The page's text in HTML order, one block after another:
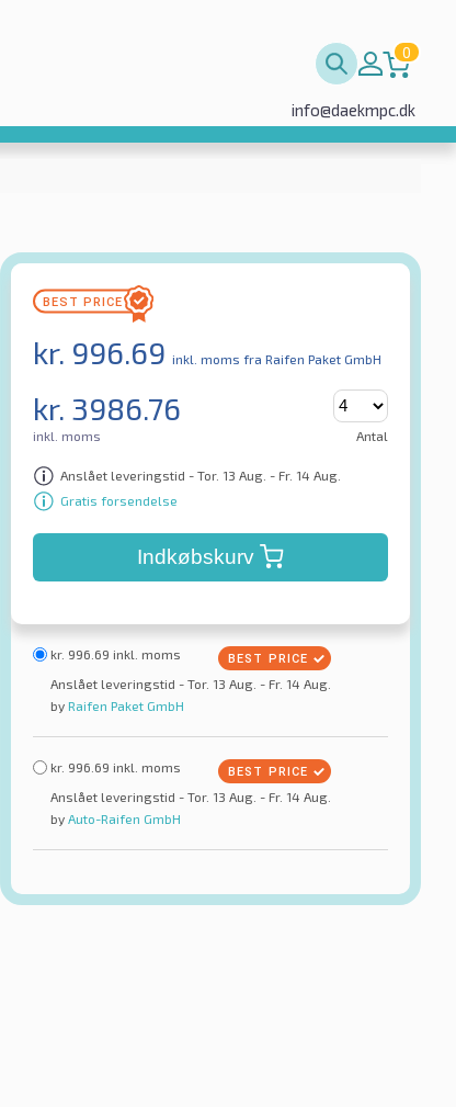
0
info@daekmpc.dk
kr. 996.69 inkl. moms fra Raifen Paket GmbH
kr. 3986.76
inkl. moms Antal
Anslået leveringstid - Tor. 13 Aug. - Fr. 14 Aug.
Gratis forsendelse
Indkøbskurv
kr. 996.69 inkl. moms
Anslået leveringstid - Tor. 13 Aug. - Fr. 14 Aug.
by Raifen Paket GmbH
kr. 996.69 inkl. moms
Anslået leveringstid - Tor. 13 Aug. - Fr. 14 Aug.
by Auto-Raifen GmbH